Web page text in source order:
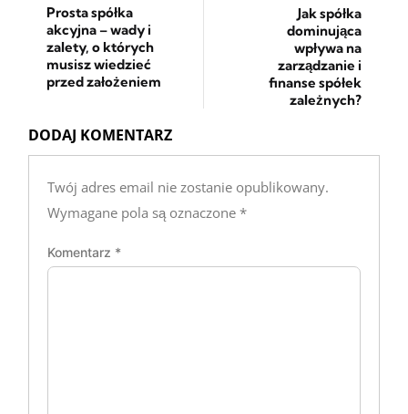
Prosta spółka
akcyjna – wady i
zalety, o których
musisz wiedzieć
przed założeniem
Jak spółka
dominująca
wpływa na
zarządzanie i
finanse spółek
zależnych?
DODAJ KOMENTARZ
Twój adres email nie zostanie opublikowany.
Wymagane pola są oznaczone *
Komentarz *